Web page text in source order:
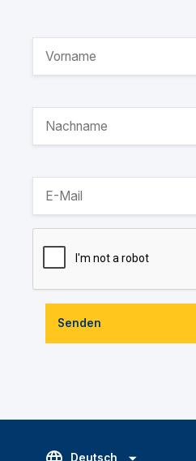
Senden
Deutsch